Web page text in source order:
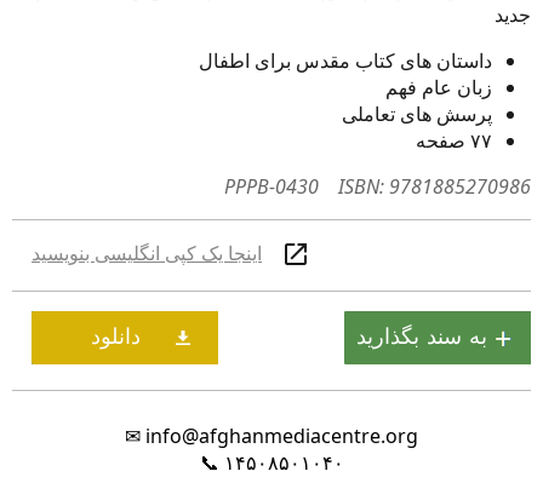
جدید
داستان های کتاب مقدس برای اطفال
زبان عام فهم
پرسش های تعاملی
۷۷ صفحه
PPPB-0430 ISBN: 9781885270986
اینجا یک کپی انگلیسی بنویسید
✉ info@afghanmediacentre.org
📞 ۱۴۵۰۸۵۰۱۰۴۰